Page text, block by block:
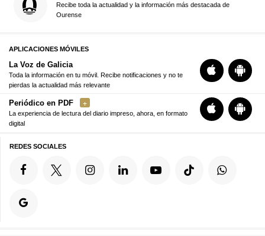
Recibe toda la actualidad y la información más destacada de
Ourense
APLICACIONES MÓVILES
La Voz de Galicia
Toda la información en tu móvil. Recibe notificaciones y no te
pierdas la actualidad más relevante
Periódico en PDF
La experiencia de lectura del diario impreso, ahora, en formato
digital
REDES SOCIALES